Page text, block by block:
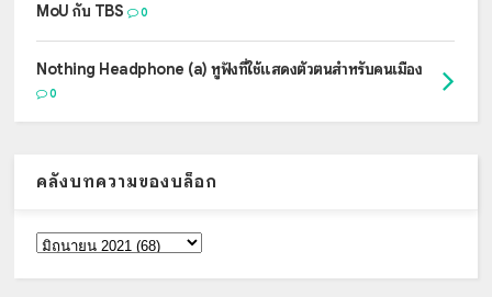
MoU กับ TBS
0
Nothing Headphone (a) หูฟังที่ใช้แสดงตัวตนสำหรับคนเมือง
0
คลังบทความของบล็อก